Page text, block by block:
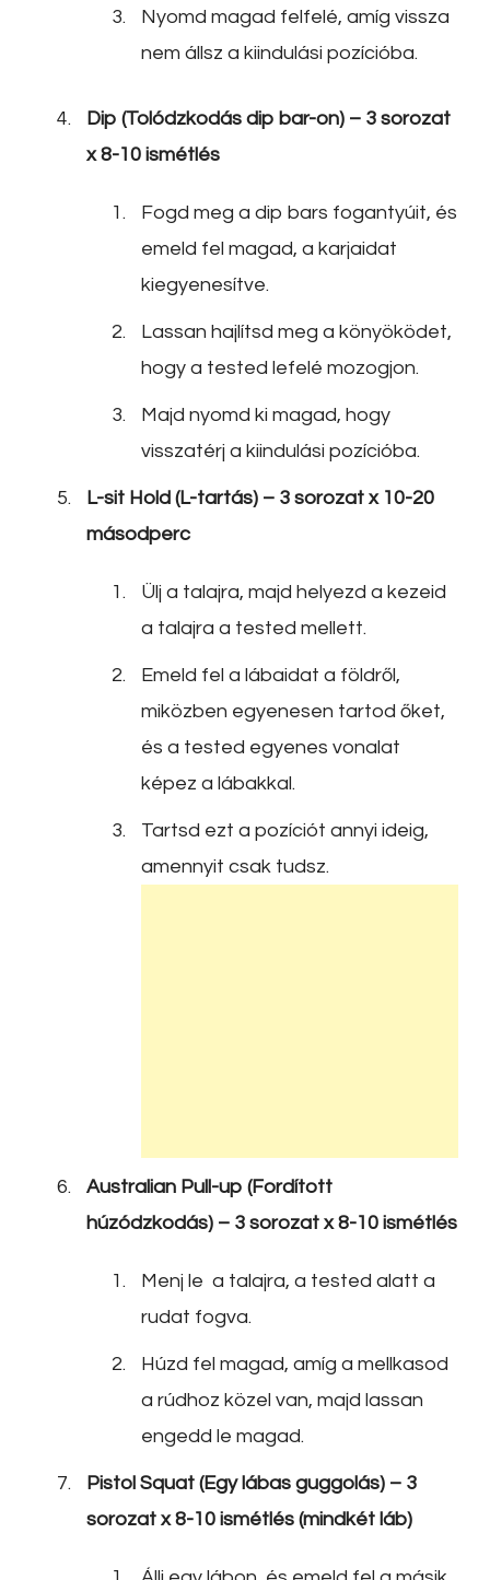
Nyomd magad felfelé, amíg vissza
nem állsz a kiindulási pozícióba.
Dip (Tolódzkodás dip bar-on) – 3 sorozat
x 8-10 ismétlés
Fogd meg a dip bars fogantyúit, és
emeld fel magad, a karjaidat
kiegyenesítve.
Lassan hajlítsd meg a könyöködet,
hogy a tested lefelé mozogjon.
Majd nyomd ki magad, hogy
visszatérj a kiindulási pozícióba.
L-sit Hold (L-tartás) – 3 sorozat x 10-20
másodperc
Ülj a talajra, majd helyezd a kezeid
a talajra a tested mellett.
Emeld fel a lábaidat a földről,
miközben egyenesen tartod őket,
és a tested egyenes vonalat
képez a lábakkal.
Tartsd ezt a pozíciót annyi ideig,
amennyit csak tudsz.
Australian Pull-up (Fordított
húzódzkodás) – 3 sorozat x 8-10 ismétlés
Menj le a talajra, a tested alatt a
rudat fogva.
Húzd fel magad, amíg a mellkasod
a rúdhoz közel van, majd lassan
engedd le magad.
Pistol Squat (Egy lábas guggolás) – 3
sorozat x 8-10 ismétlés (mindkét láb)